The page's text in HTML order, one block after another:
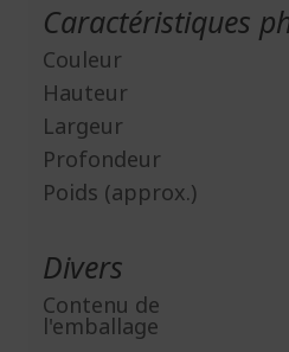
Caractéristiques
Couleur
Hauteur
Largeur
Profondeur
Poids (approx.)
Divers
Contenu de
l'emballage